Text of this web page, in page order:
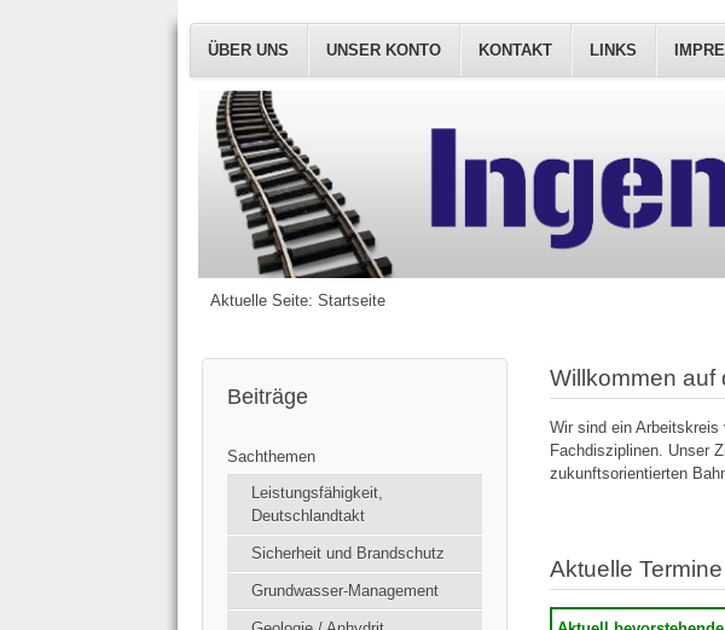
ÜBER UNS UNSER KONTO KONTAKT LINKS
Aktuelle Seite: Startseite
Beiträge
Sachthemen
Leistungsfähigkeit,
Deutschlandtakt
Sicherheit und Brandschutz
Grundwasser-Management
Willkommen auf
Wir sind ein Arbeitskreis
Fachdisziplinen. Unser
zukunftsorientierten
Aktuelle